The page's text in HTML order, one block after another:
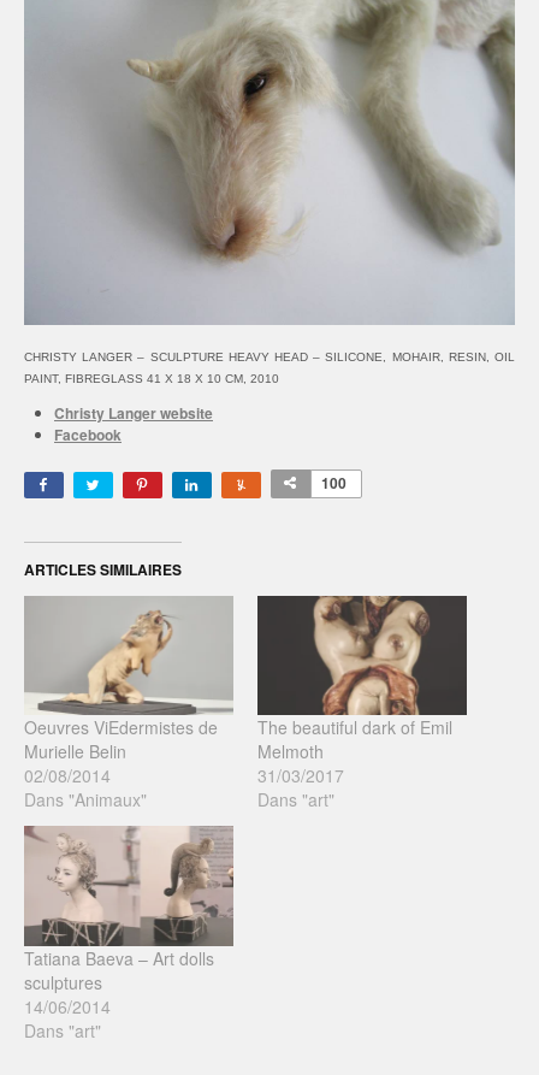
CHRISTY LANGER – SCULPTURE HEAVY HEAD – SILICONE, MOHAIR, RESIN, OIL
PAINT, FIBREGLASS 41 X 18 X 10 CM, 2010
Christy Langer website
Facebook
100
ARTICLES SIMILAIRES
Oeuvres ViEdermistes de
Murielle Belin
02/08/2014
Dans "Animaux"
The beautiful dark of Emil
Melmoth
31/03/2017
Dans "art"
Tatiana Baeva – Art dolls
sculptures
14/06/2014
Dans "art"